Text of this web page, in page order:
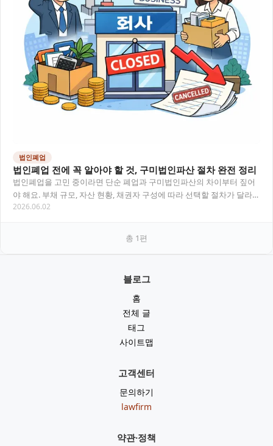
법인폐업
법인폐업 전에 꼭 알아야 할 것, 구미법인파산 절차 완전 정리
법인폐업을 고민 중이라면 단순 폐업과 구미법인파산의 차이부터 짚어
야 해요. 부채 규모, 자산 현황, 채권자 구성에 따라 선택할 절차가 달라지
며, 잘못 판단하면 대표자 개인 책임으로…
2026.06.02
총 1편
블로그
홈
전체 글
태그
사이트맵
고객센터
문의하기
lawfirm
약관·정책